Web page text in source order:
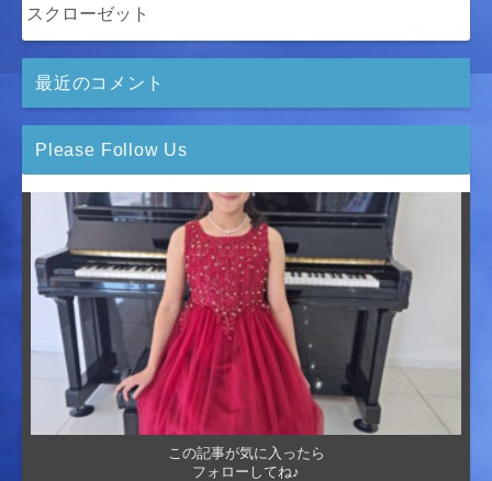
スクローゼット
最近のコメント
Please Follow Us
この記事が気に入ったら
フォローしてね♪